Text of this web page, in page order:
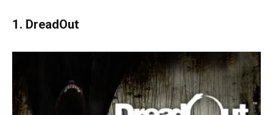
1. DreadOut